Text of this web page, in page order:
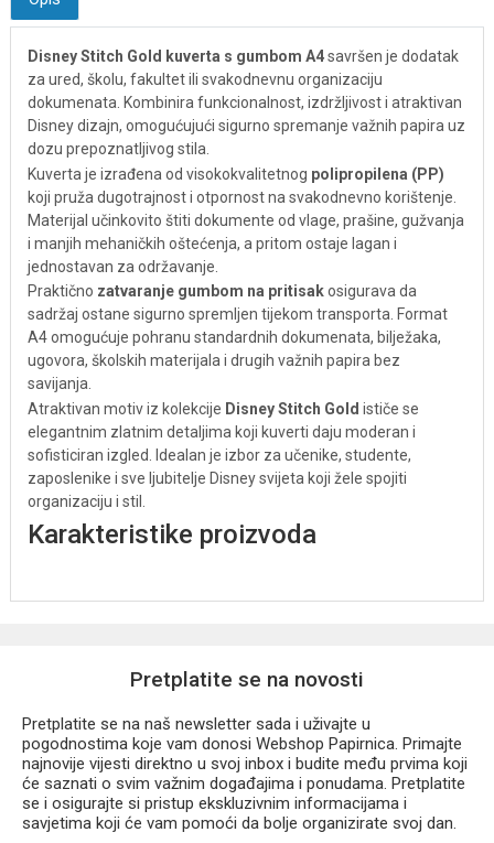
Disney Stitch Gold kuverta s gumbom A4savršen je dodatak
za ured, školu, fakultet ili svakodnevnu organizaciju
dokumenata. Kombinira funkcionalnost, izdržljivost i atraktivan
Disney dizajn, omogućujući sigurno spremanje važnih papira uz
dozu prepoznatljivog stila.
Kuverta je izrađena od visokokvalitetnog polipropilena (PP)
koji pruža dugotrajnost i otpornost na svakodnevno korištenje.
Materijal učinkovito štiti dokumente od vlage, prašine, gužvanja
i manjih mehaničkih oštećenja, a pritom ostaje lagan i
jednostavan za održavanje.
Praktično zatvaranje gumbom na pritisakosigurava da
sadržaj ostane sigurno spremljen tijekom transporta. Format
A4 omogućuje pohranu standardnih dokumenata, bilježaka,
ugovora, školskih materijala i drugih važnih papira bez
savijanja.
Atraktivan motiv iz kolekcije Disney Stitch Gold ističe se
elegantnim zlatnim detaljima koji kuverti daju moderan i
sofisticiran izgled. Idealan je izbor za učenike, studente,
zaposlenike i sve ljubitelje Disney svijeta koji žele spojiti
organizaciju i stil.
Karakteristike proizvoda
Kuverta za dokumente formata A4
Sigurno zatvaranje gumbom na pritisak
Lagana, fleksibilna i izdržljiva
Štiti dokumente od gužvanja, vlage i oštećenja
Atraktivan Stitch motiv sa zlatnim detaljima
Jednostavna za čišćenje i održavanje
Prednosti
Pretplatite se na novosti
Pretplatite se na naš newsletter sada i uživajte u
pogodnostima koje vam donosi Webshop Papirnica. Primajte
najnovije vijesti direktno u svoj inbox i budite među prvima koji
će saznati o svim važnim događajima i ponudama. Pretplatite
se i osigurajte si pristup ekskluzivnim informacijama i
savjetima koji će vam pomoći da bolje organizirate svoj dan.